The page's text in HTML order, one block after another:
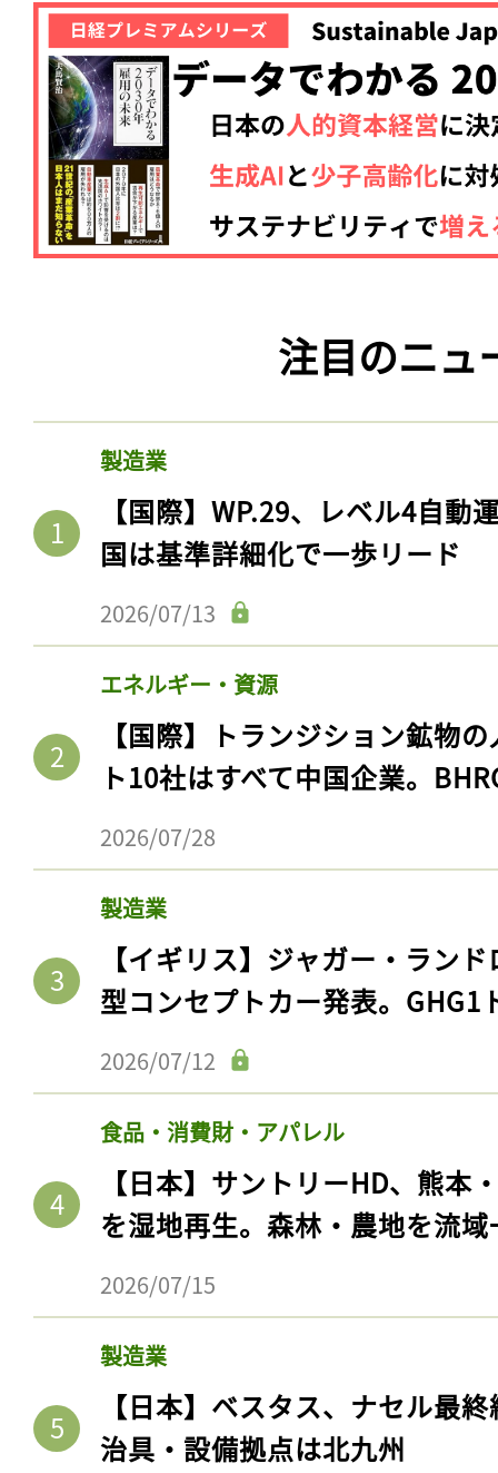
注目のニュ
製造業
【国際】WP.29、レベル4自動
国は基準詳細化で一歩リード
2026/07/13
エネルギー・資源
【国際】トランジション鉱物
ト10社はすべて中国企業。
2026/07/28
製造業
【イギリス】ジャガー・ラン
型コンセプトカー発表。GHG1
2026/07/12
食品・消費財・アパレル
【日本】サントリーHD、熊本
を湿地再生。森林・農地を流
2026/07/15
製造業
【日本】ベスタス、ナセル最
治具・設備拠点は北九州